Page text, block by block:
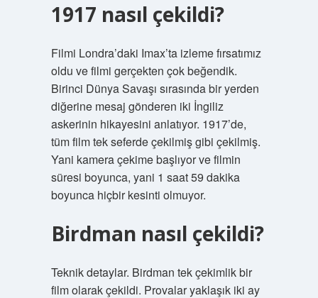
1917 nasıl çekildi?
Filmi Londra’daki Imax’ta izleme fırsatımız
oldu ve filmi gerçekten çok beğendik.
Birinci Dünya Savaşı sırasında bir yerden
diğerine mesaj gönderen iki İngiliz
askerinin hikayesini anlatıyor. 1917’de,
tüm film tek seferde çekilmiş gibi çekilmiş.
Yani kamera çekime başlıyor ve filmin
süresi boyunca, yani 1 saat 59 dakika
boyunca hiçbir kesinti olmuyor.
Birdman nasıl çekildi?
Teknik detaylar. Birdman tek çekimlik bir
film olarak çekildi. Provalar yaklaşık iki ay